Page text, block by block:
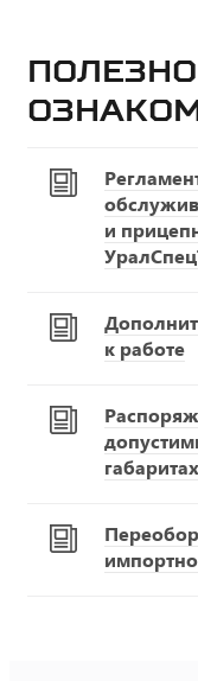
Полезно
и
к работе